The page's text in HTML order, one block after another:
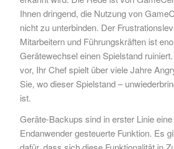
Ihnen dringend, die Nutzung von
nicht zu unterbinden. Der
Mitarbeitern und Führungskräften ist
Gerätewechsel einen Spielstand
vor, Ihr Chef spielt über viele Jahre
Sie, wo dieser Spielstand –
ist.
Geräte-Backups sind in erster Linie
Endanwender gesteuerte Funktion. Es